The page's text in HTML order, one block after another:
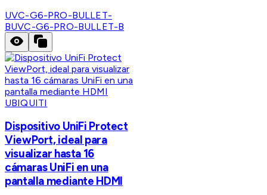
UVC-G6-PRO-BULLET-
BUVC-G6-PRO-BULLET-B
UBIQUITI
Dispositivo UniFi Protect
ViewPort, ideal para
visualizar hasta 16
cámaras UniFi en una
pantalla mediante HDMI